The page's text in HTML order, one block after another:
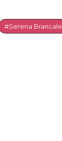
#Serena Brancale